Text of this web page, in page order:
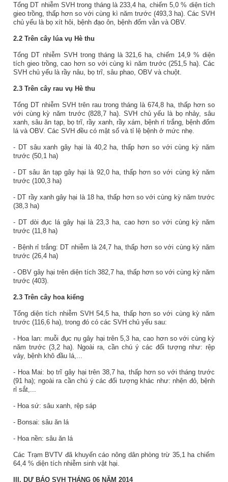
Tổng DT nhiễm SVH trong tháng là 233,4 ha, chiếm 5,0 % diện tích
gieo trồng, thấp hơn so với cùng kì năm trước (493,3 ha). Các SVH
chủ yếu là bọ xít hôi, bệnh đạo ôn, bệnh đốm vằn và OBV.
2.2 Trên cây lúa vụ Hè thu
Tổng DT nhiễm SVH trong tháng là 321,6 ha, chiếm 14,9 % diện
tích gieo trồng, cao hơn so với cùng kì năm trước (251,5 ha). Các
SVH chủ yếu là rầy nâu, bọ trĩ, sâu phao, OBV và chuột.
2.3 Trên cây rau vụ Hè thu
Tổng DT nhiễm SVH trên rau trong tháng là 674,8 ha, thấp hơn so
với cùng kỳ năm trước (828,7 ha). SVH chủ yếu là bọ nhảy, sâu
xanh, sâu ăn tạp, bọ trĩ, rầy xanh, rầy xám, bệnh rỉ trắng, bệnh đốm
lá và OBV. Các SVH đều có mật số và tỉ lệ bệnh ở mức nhẹ.
- DT sâu xanh gây hại là 40,2 ha, thấp hơn so với cùng kỳ năm
trước (50,1 ha)
- DT sâu ăn tạp gây hại là 92,0 ha, thấp hơn so với cùng kỳ năm
trước (100,3 ha)
- DT rầy xanh gây hại là 18 ha, thấp hơn so với cùng kỳ năm trước
(38,3 ha)
- DT dòi đục lá gây hại là 23,3 ha, cao hơn so với cùng kỳ năm
trước (11,8 ha)
- Bệnh rỉ trắng: DT nhiễm là 24,7 ha, thấp hơn so với cùng kỳ năm
trước (26,4 ha)
- OBV gây hại trên diện tích 382,7 ha, thấp hơn so với cùng kỳ năm
trước (403).
2.3 Trên cây hoa kiểng
Tổng diện tích nhiễm SVH 54,5 ha, thấp hơn so với cùng kỳ năm
trước (116,6 ha), trong đó có các SVH chủ yếu sau:
- Hoa lan: muỗi đục nụ gây hại trên 5,3 ha, cao hơn so với cùng kỳ
năm trước (3,2 ha). Ngoài ra, cần chú ý các đối tượng như: rệp
vảy, bệnh khô đầu lá,...
- Hoa Mai: bọ trĩ gây hại trên 38,7 ha, thấp hơn so với tháng trước
(91 ha); ngoài ra cần chú ý các đối tượng khác như: nhện đỏ, bệnh
rỉ sắt,...
- Hoa sứ: sâu xanh, rệp sáp
- Bonsai: sâu ăn lá
- Hoa nền: sâu ăn lá
Các Trạm BVTV đã khuyến cáo nông dân phòng trừ 35,1 ha chiếm
64,4 % diện tích nhiễm sinh vật hại.
III. DỰ BÁO SVH THÁNG 06 NĂM 2014